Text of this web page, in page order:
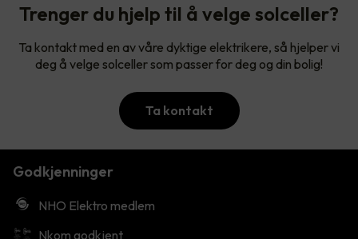
Trenger du hjelp til å velge solceller?
Ta kontakt med en av våre dyktige elektrikere, så hjelper vi
deg å velge solceller som passer for deg og din bolig!
Ta kontakt
Godkjenninger
NHO Elektro medlem
Nkom godkjent